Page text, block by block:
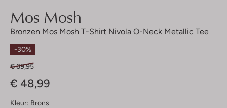
Mos Mosh
Bronzen Mos Mosh T-Shirt Nivola O-Neck Metallic Tee
-30%
€ 69,95
€ 48,99
Kleur: Brons